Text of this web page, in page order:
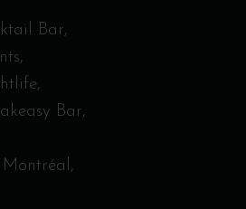
Bar
Bar